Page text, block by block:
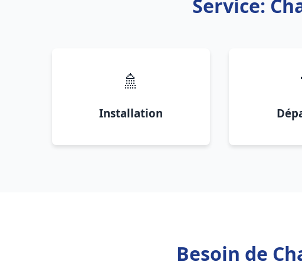
Service:
🚿
Installation
Besoin de